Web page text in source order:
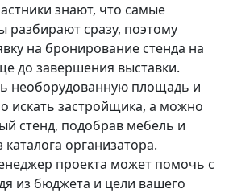
знают, что самые
разбирают сразу, поэтому
на бронирование стенда на
до завершения выставки.
необорудованную площадь и
искать застройщика, а можно
стенд, подобрав мебель и
организатора.
проекта может помочь с
из бюджета и цели вашего